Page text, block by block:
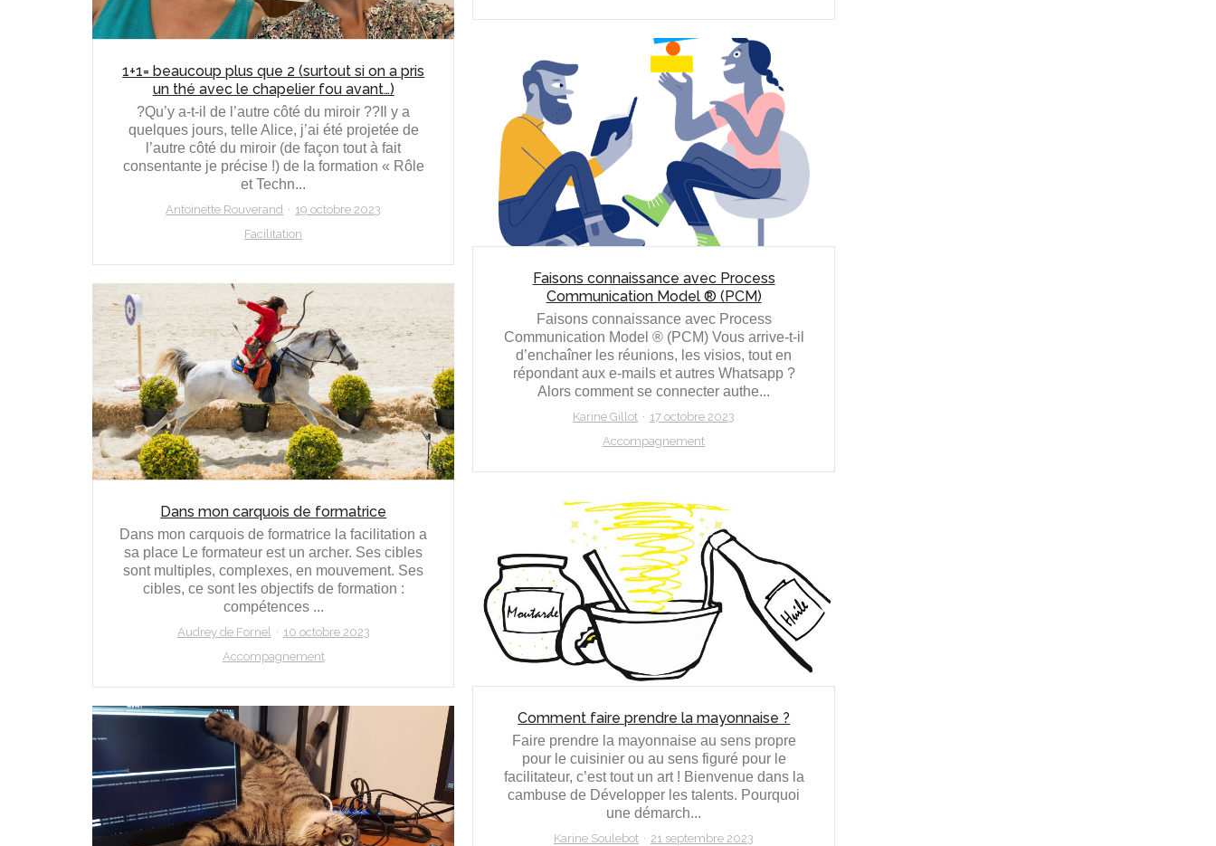
1+1= beaucoup plus que 2 (surtout si on a pris
un thé avec le chapelier fou avant…)
?Qu’y a-t-il de l’autre côté du miroir ??Il y a
quelques jours, telle Alice, j’ai été projetée de
l’autre côté du miroir (de façon tout à fait
consentante je précise !) de la formation « Rôle
et Techn...
Antoinette Rouverand
19 octobre 2023
Facilitation
Faisons connaissance avec Process
Communication Model ® (PCM)
Faisons connaissance avec Process
Communication Model ® (PCM) Vous arrive-t-il
d’enchaîner les réunions, les visios, tout en
répondant aux e-mails et autres Whatsapp ?
Alors comment se connecter authe...
Karine Gillot
17 octobre 2023
Accompagnement
Dans mon carquois de formatrice
Dans mon carquois de formatrice la facilitation a
sa place Le formateur est un archer. Ses cibles
sont multiples, complexes, en mouvement. Ses
cibles, ce sont les objectifs de formation :
compétences ...
Audrey de Fornel
10 octobre 2023
Accompagnement
Comment faire prendre la mayonnaise ?
Faire prendre la mayonnaise au sens propre
pour le cuisinier ou au sens figuré pour le
facilitateur, c’est tout un art ! Bienvenue dans la
cambuse de Développer les talents. Pourquoi
une démarch...
Karine Soulebot
21 septembre 2023